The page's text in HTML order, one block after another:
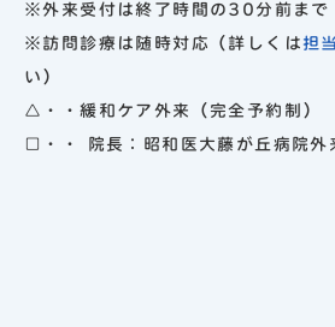
※外来受付は終了時間の30分前まで
※訪問診療は随時対応（詳しくは担
い）
△・・緩和ケア外来（完全予約制）
□・・ 院長：昭和医大藤が丘病院外